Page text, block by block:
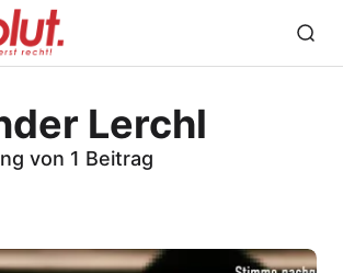
Lerchl
von 1 Beitrag